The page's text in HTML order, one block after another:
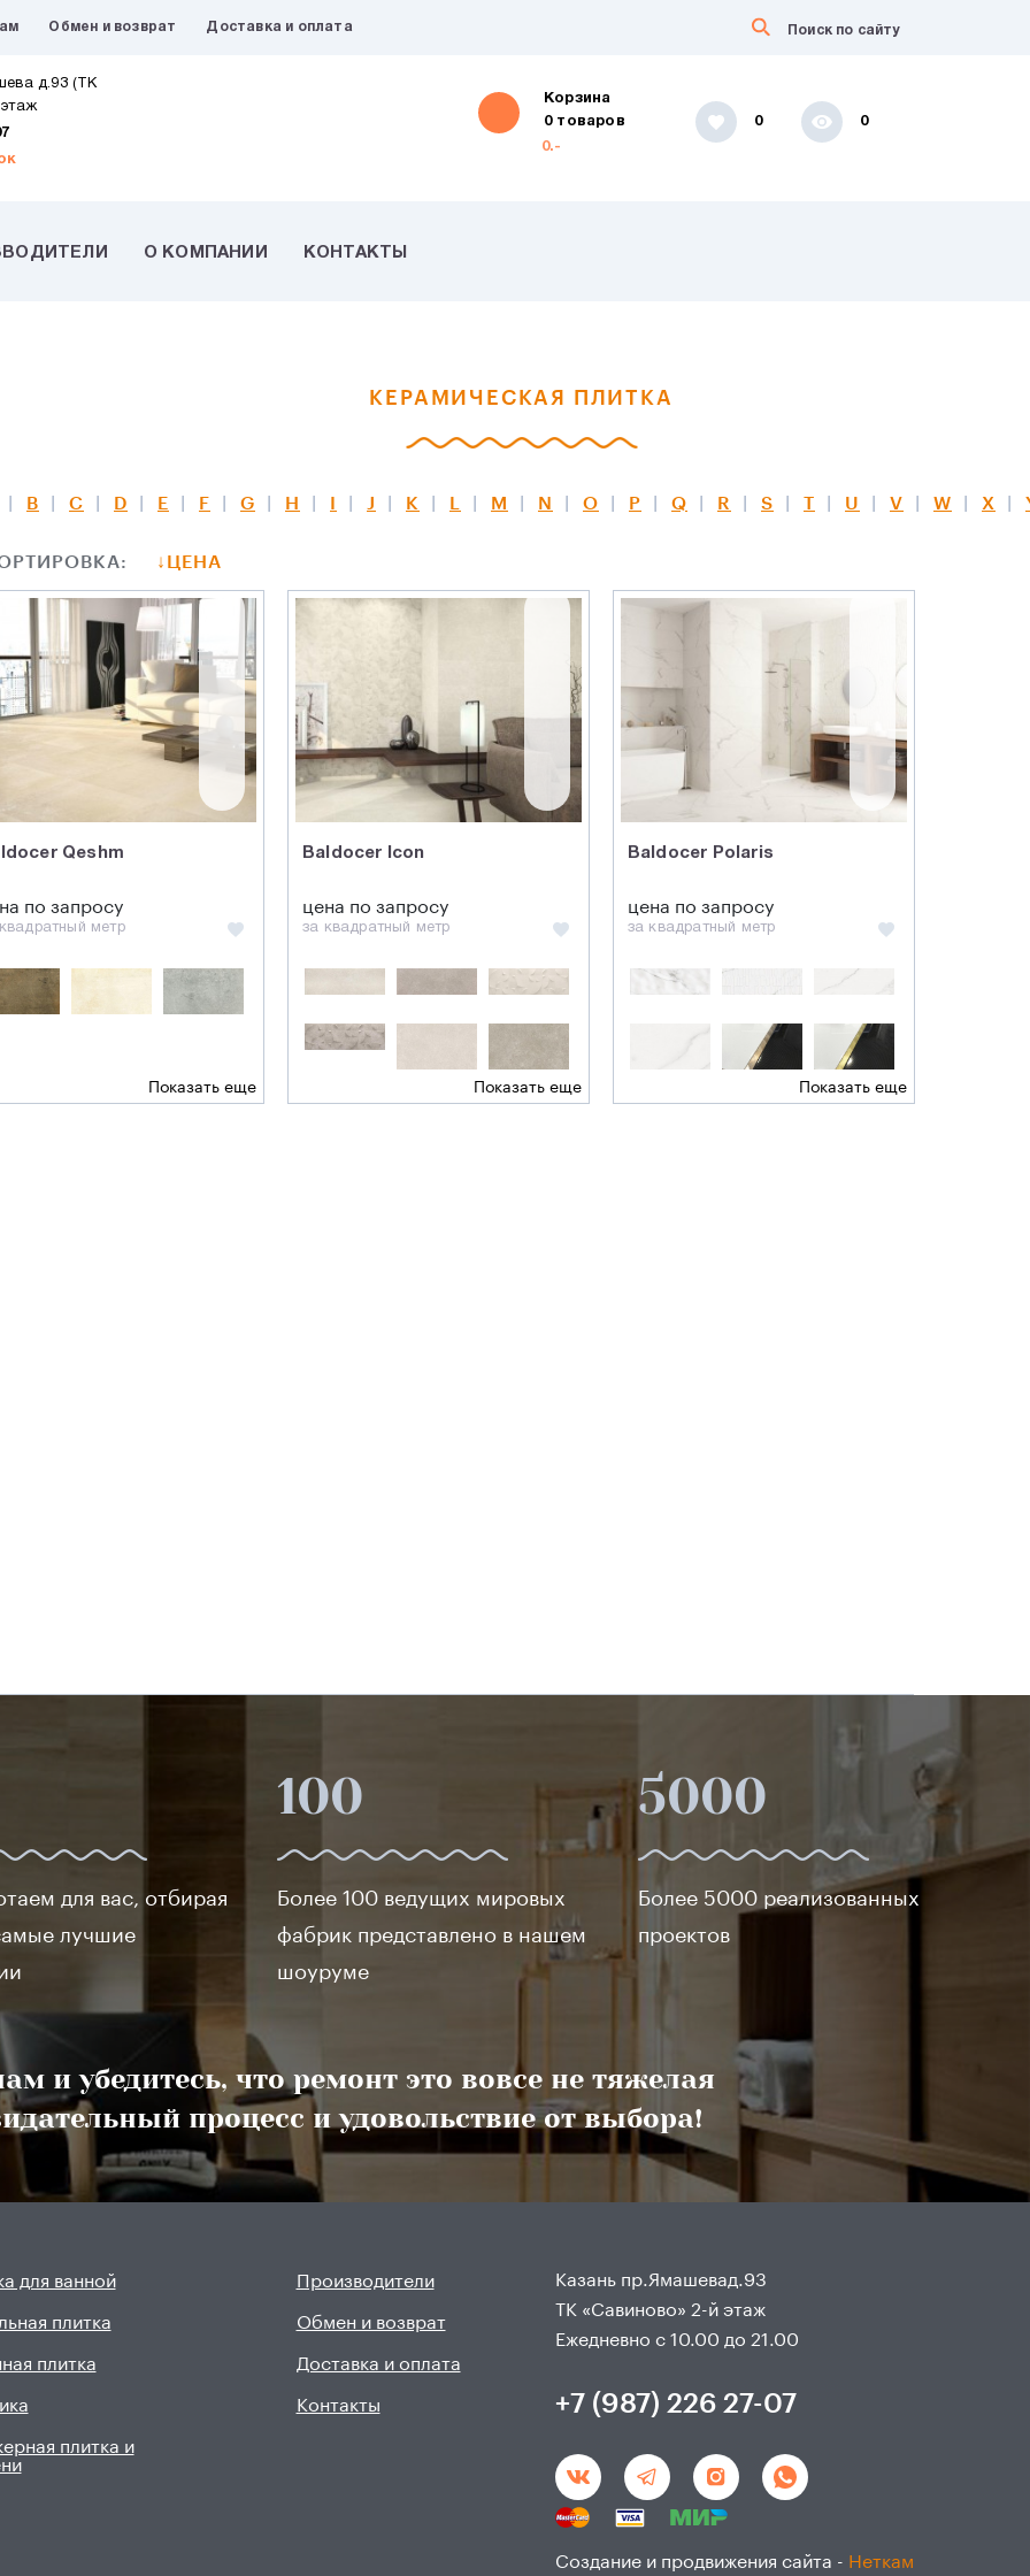
Обмен и возврат Доставка и оплата
д.93 (ТК
Корзина
0 товаров
0.-
0 0
О КОМПАНИИ КОНТАКТЫ
КЕРАМИЧЕСКАЯ ПЛИТКА
B C D E F G H J K M N O P Q R S T U V W X
ЦЕНА
Qeshm
по запросу
метр
Показать еще
Baldocer Icon
цена по запросу
за квадратный метр
Показать еще
Baldocer Polaris
цена по запросу
за квадратный метр
Показать еще
для вас, отбирая
лучшие
100
Более 100 ведущих мировых
фабрик представлено в нашем
шоуруме
5000
Более 5000 реализованных
проектов
и убедитесь, что ремонт это вовсе не тяжелая
процесс и удовольствие от выбора!
для ванной
плитка
плитка
плитка и
Производители
Обмен и возврат
Доставка и оплата
Контакты
Казань пр.Ямашевад.93
ТК «Савиново» 2-й этаж
Ежедневно с 10.00 до 21.00
+7 (987) 226 27-07
Создание и продвижения сайта - Неткам